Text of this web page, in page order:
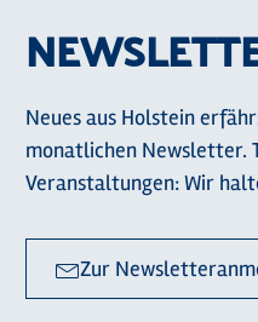
Neues aus Holstein
monatlichen Newsletter.
Veranstaltungen: Wir
Zur